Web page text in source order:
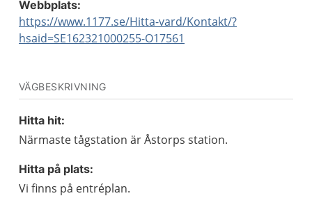
Webbplats:
https://www.1177.se/Hitta-vard/Kontakt/?
hsaid=SE162321000255-O17561
VÄGBESKRIVNING
Hitta hit:
Närmaste tågstation är Åstorps station.
Hitta på plats:
Vi finns på entréplan.